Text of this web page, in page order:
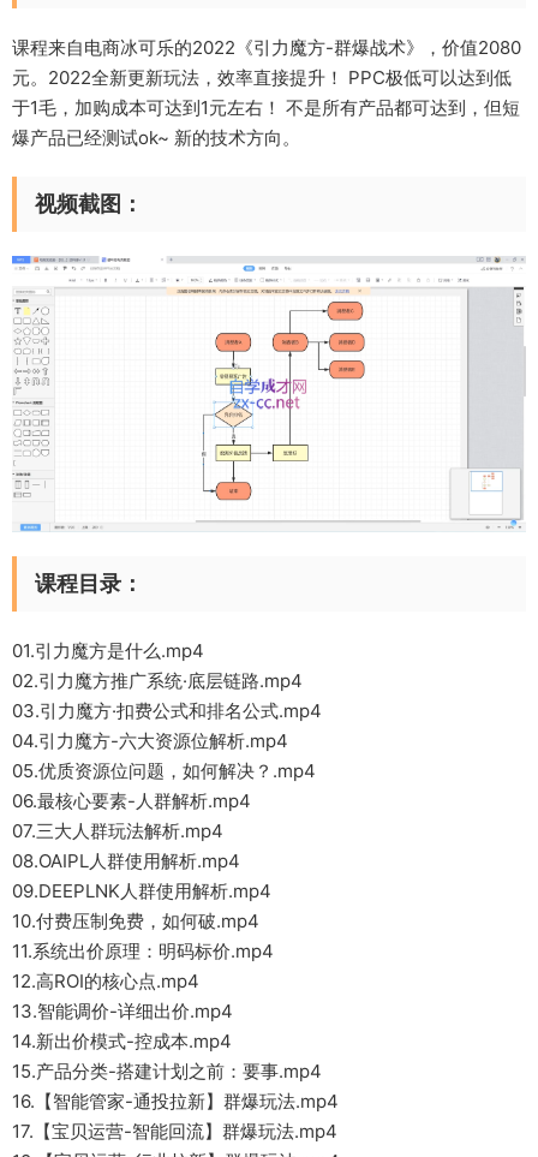
课程来自电商冰可乐的2022《引力魔方-群爆战术》，价值2080
元。2022全新更新玩法，效率直接提升！ PPC极低可以达到低
于1毛，加购成本可达到1元左右！ 不是所有产品都可达到，但短
爆产品已经测试ok~ 新的技术方向。
视频截图：
课程目录：
01.引力魔方是什么.mp4
02.引力魔方推广系统·底层链路.mp4
03.引力魔方·扣费公式和排名公式.mp4
04.引力魔方-六大资源位解析.mp4
05.优质资源位问题，如何解决？.mp4
06.最核心要素-人群解析.mp4
07.三大人群玩法解析.mp4
08.OAIPL人群使用解析.mp4
09.DEEPLNK人群使用解析.mp4
10.付费压制免费，如何破.mp4
11.系统出价原理：明码标价.mp4
12.高ROI的核心点.mp4
13.智能调价-详细出价.mp4
14.新出价模式-控成本.mp4
15.产品分类-搭建计划之前：要事.mp4
16.【智能管家-通投拉新】群爆玩法.mp4
17.【宝贝运营-智能回流】群爆玩法.mp4